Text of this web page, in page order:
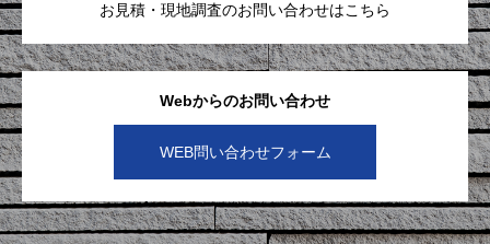
Webからのお問い合わせ
WEB問い合わせフォーム
お見積・現地調査のお問い合わせはこちら